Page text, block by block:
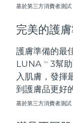
基於第三方消費者測試
完美的護
護膚準備的最
LUNATM
3幫
入肌膚，發揮
到護膚品更好
基於第三方消費者測試
美國
烏茲別克
越南